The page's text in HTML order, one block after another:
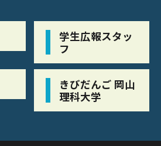
学生広報スタッ
フ
きびだんご 岡山
理科大学